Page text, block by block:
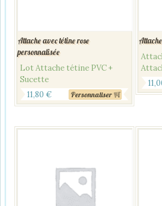
Attache avec tétine rose
personnalisée
Lot Attache tétine PVC +
Sucette
11,80 € Personnaliser